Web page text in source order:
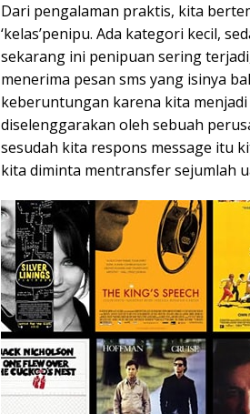
Dari pengalaman praktis, kita
‘kelas’penipu. Ada kategori kecil,
sekarang ini penipuan sering
menerima pesan sms yang isinya
keberuntungan karena kita
diselenggarakan oleh sebuah
sesudah kita respons message itu
kita diminta mentransfer sejumlah